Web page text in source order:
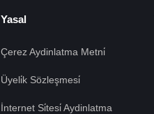
Yasal
Çerez Aydinlatma Metni̇
Üyeli̇k Sözleşmesi̇
İnternet Si̇tesi̇ Aydinlatma